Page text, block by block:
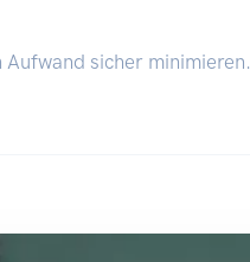
sicher minimieren.